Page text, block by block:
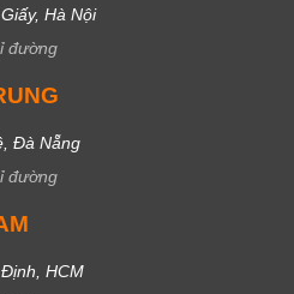
Hà Nội
đường
Đà Nẵng
đường
HCM